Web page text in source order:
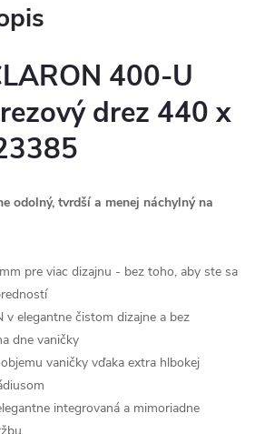
400-U
drez 440 x
odolný, tvrdší a menej náchylný na
pre viac dizajnu - bez toho, aby ste sa
v elegantne čistom dizajne a bez
dne vaničky
vaničky vďaka extra hlbokej
integrovaná a mimoriadne